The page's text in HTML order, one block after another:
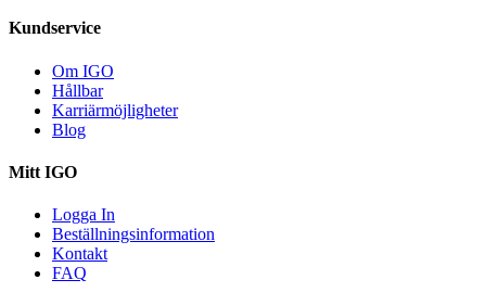
Kundservice
Om IGO
Hållbar
Karriärmöjligheter
Blog
Mitt IGO
Logga In
Beställningsinformation
Kontakt
FAQ